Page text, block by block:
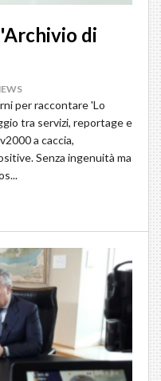
di
per raccontare 'Lo
tra servizi, reportage e
a caccia,
Senza ingenuità ma